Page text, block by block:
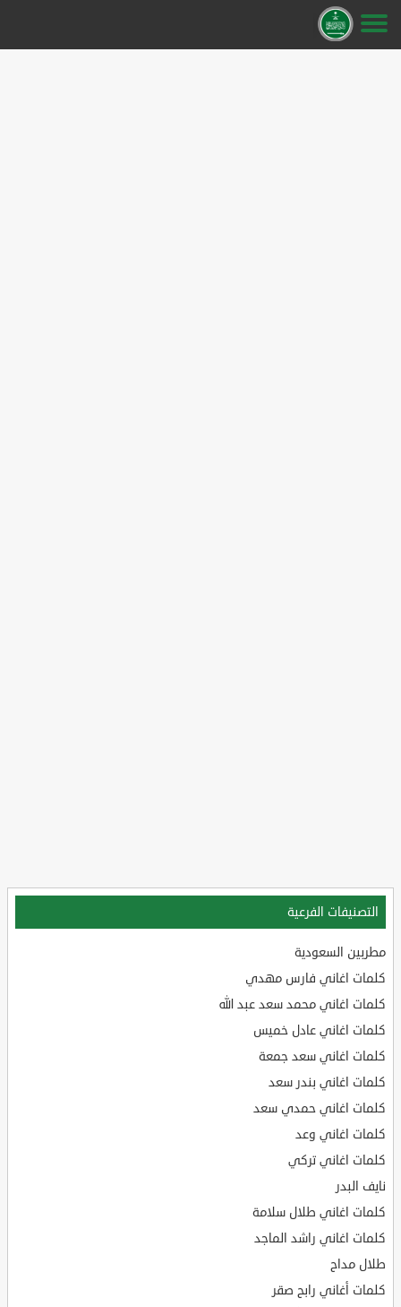
التصنيفات الفرعية
مطربين السعودية
كلمات اغاني فارس مهدي
كلمات اغاني محمد سعد عبد الله
كلمات اغاني عادل خميس
كلمات اغاني سعد جمعة
كلمات اغاني بندر سعد
كلمات اغاني حمدي سعد
كلمات اغاني وعد
كلمات اغاني تركي
نايف البدر
كلمات اغاني طلال سلامة
كلمات اغاني راشد الماجد
طلال مداح
كلمات أغاني رابح صقر